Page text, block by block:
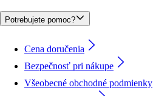
Potrebujete pomoc?
Cena doručenia
Bezpečnosť pri nákupe
Všeobecné obchodné podmienky